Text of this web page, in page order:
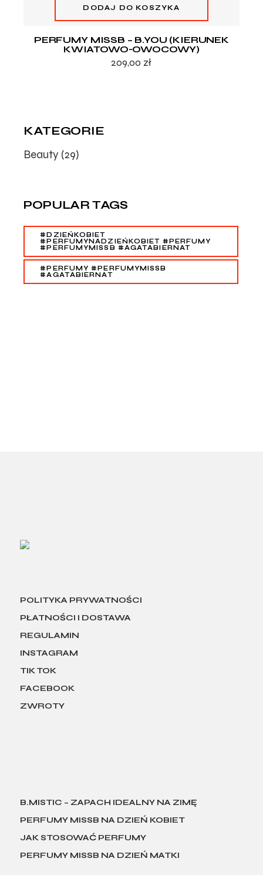
DODAJ DO KOSZYKA
PERFUMY MISSB – B.YOU (KIERUNEK
KWIATOWO-OWOCOWY)
209,00 zł
KATEGORIE
Beauty (29)
POPULAR TAGS
#DZIEŃKOBIET
#PERFUMYNADZIEŃKOBIET #PERFUMY
#PERFUMYMISSB #AGATABIERNAT
#PERFUMY #PERFUMYMISSB
#AGATABIERNAT
POLITYKA PRYWATNOŚCI
PŁATNOŚCI I DOSTAWA
REGULAMIN
INSTAGRAM
TIK TOK
FACEBOOK
ZWROTY
B.MISTIC – ZAPACH IDEALNY NA ZIMĘ
PERFUMY MISSB NA DZIEŃ KOBIET
JAK STOSOWAĆ PERFUMY
PERFUMY MISSB NA DZIEŃ MATKI